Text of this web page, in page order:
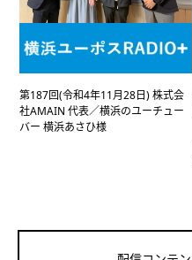
第187回(令和4年11月28日) 株式会
社AMAIN 代表／横浜のユーチュー
バー 横浜あさひ様